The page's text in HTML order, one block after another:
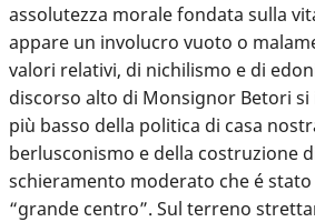
assolutezza morale fondata sulla
appare un involucro vuoto o
valori relativi, di nichilismo e di
discorso alto di Monsignor Betori
più basso della politica di casa
berlusconismo e della costruzione
schieramento moderato che é
“grande centro”. Sul terreno